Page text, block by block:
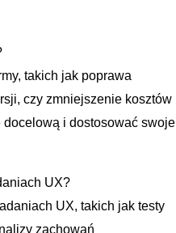
takich‌ jak poprawa
czy zmniejszenie‍ kosztów
i dostosować ‍swoje
UX?
UX, ⁣takich ⁤jak‌ testy
zachowań